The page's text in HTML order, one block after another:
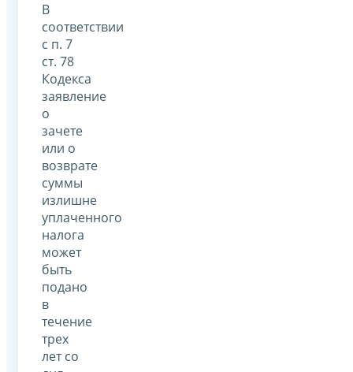
В
соответствии
с п. 7
ст. 78
Кодекса
заявление
о
зачете
или о
возврате
суммы
излишне
уплаченного
налога
может
быть
подано
в
течение
трех
лет со